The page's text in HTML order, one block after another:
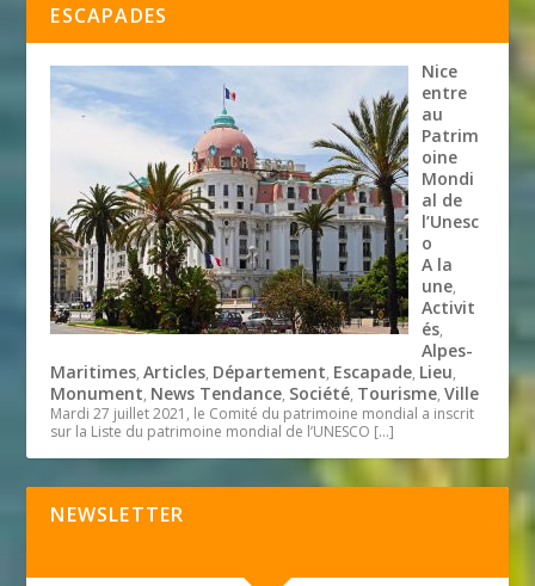
ESCAPADES
Nice
entre
au
Patrim
oine
Mondi
al de
l’Unesc
o
A la
une,
Activit
és,
Alpes-
Maritimes,Articles, Département, Escapade, Lieu,
Monument, News Tendance, Société, Tourisme,Ville
Mardi 27 juillet 2021, le Comité du patrimoine mondial a inscrit
sur la Liste du patrimoine mondial de l’UNESCO […]
NEWSLETTER